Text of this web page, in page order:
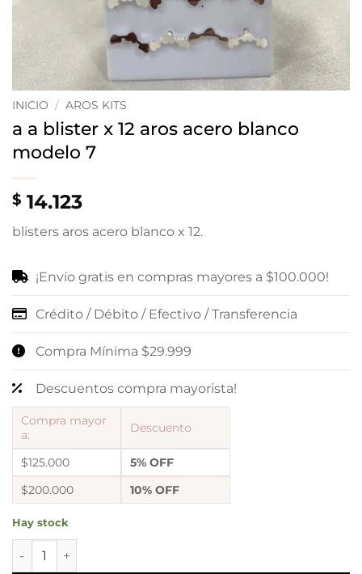
INICIO / AROS KITS
a a blister x 12 aros acero blanco
modelo 7
$ 14.123
blisters aros acero blanco x 12.
¡Envío gratis en compras mayores a $100.000!
Crédito / Débito / Efectivo / Transferencia
Compra Mínima $29.999
Descuentos compra mayorista!
Compra mayor
a:
Descuento
$125.000
5% OFF
$200.000
10% OFF
Hay stock
a a blister x 12 aros acero blanco modelo 7 cantidad